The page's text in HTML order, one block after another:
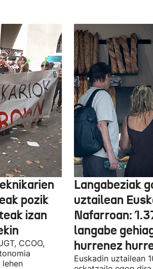
pozik
izan
CCOO,
Langabeziak
uztailean
Nafarroan:
langabe
hurrenez
Euskadin uztailean